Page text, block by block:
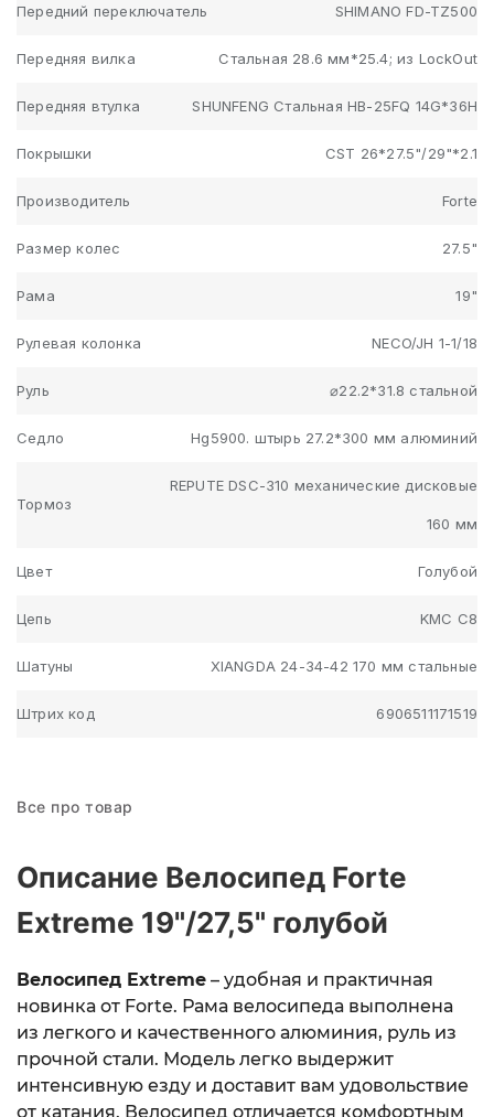
Передний переключатель SHIMANO FD-TZ500
Передняя вилка Стальная 28.6 мм*25.4; из LockOut
Передняя втулка SHUNFENG Стальная HB-25FQ 14G*36H
Покрышки CST 26*27.5"/29"*2.1
Производитель Forte
Размер колес 27.5"
Рама 19"
Рулевая колонка NECO/JH 1-1/18
Руль ⌀22.2*31.8 стальной
Седло Hg5900. штырь 27.2*300 мм алюминий
Тормоз
REPUTE DSC-310 механические дисковые
160 мм
Цвет Голубой
Цепь KMC C8
Шатуны XIANGDA 24-34-42 170 мм стальные
Штрих код 6906511171519
Все про товар
Описание Велосипед Forte
Extreme 19"/27,5" голубой
Велосипед Extreme – удобная и практичная
новинка от Forte. Рама велосипеда выполнена
из легкого и качественного алюминия, руль из
прочной стали. Модель легко выдержит
интенсивную езду и доставит вам удовольствие
от катания. Велосипед отличается комфортным